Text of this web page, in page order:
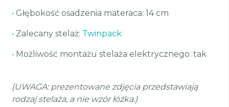
• Głębokość osadzenia materaca: 14 cm
• Zalecany stelaż: Twinpack
• Możliwość montażu stelaża elektrycznego: tak
(UWAGA: prezentowane zdjęcia przedstawiają
rodzaj stelaża, a nie wzór łóżka.)